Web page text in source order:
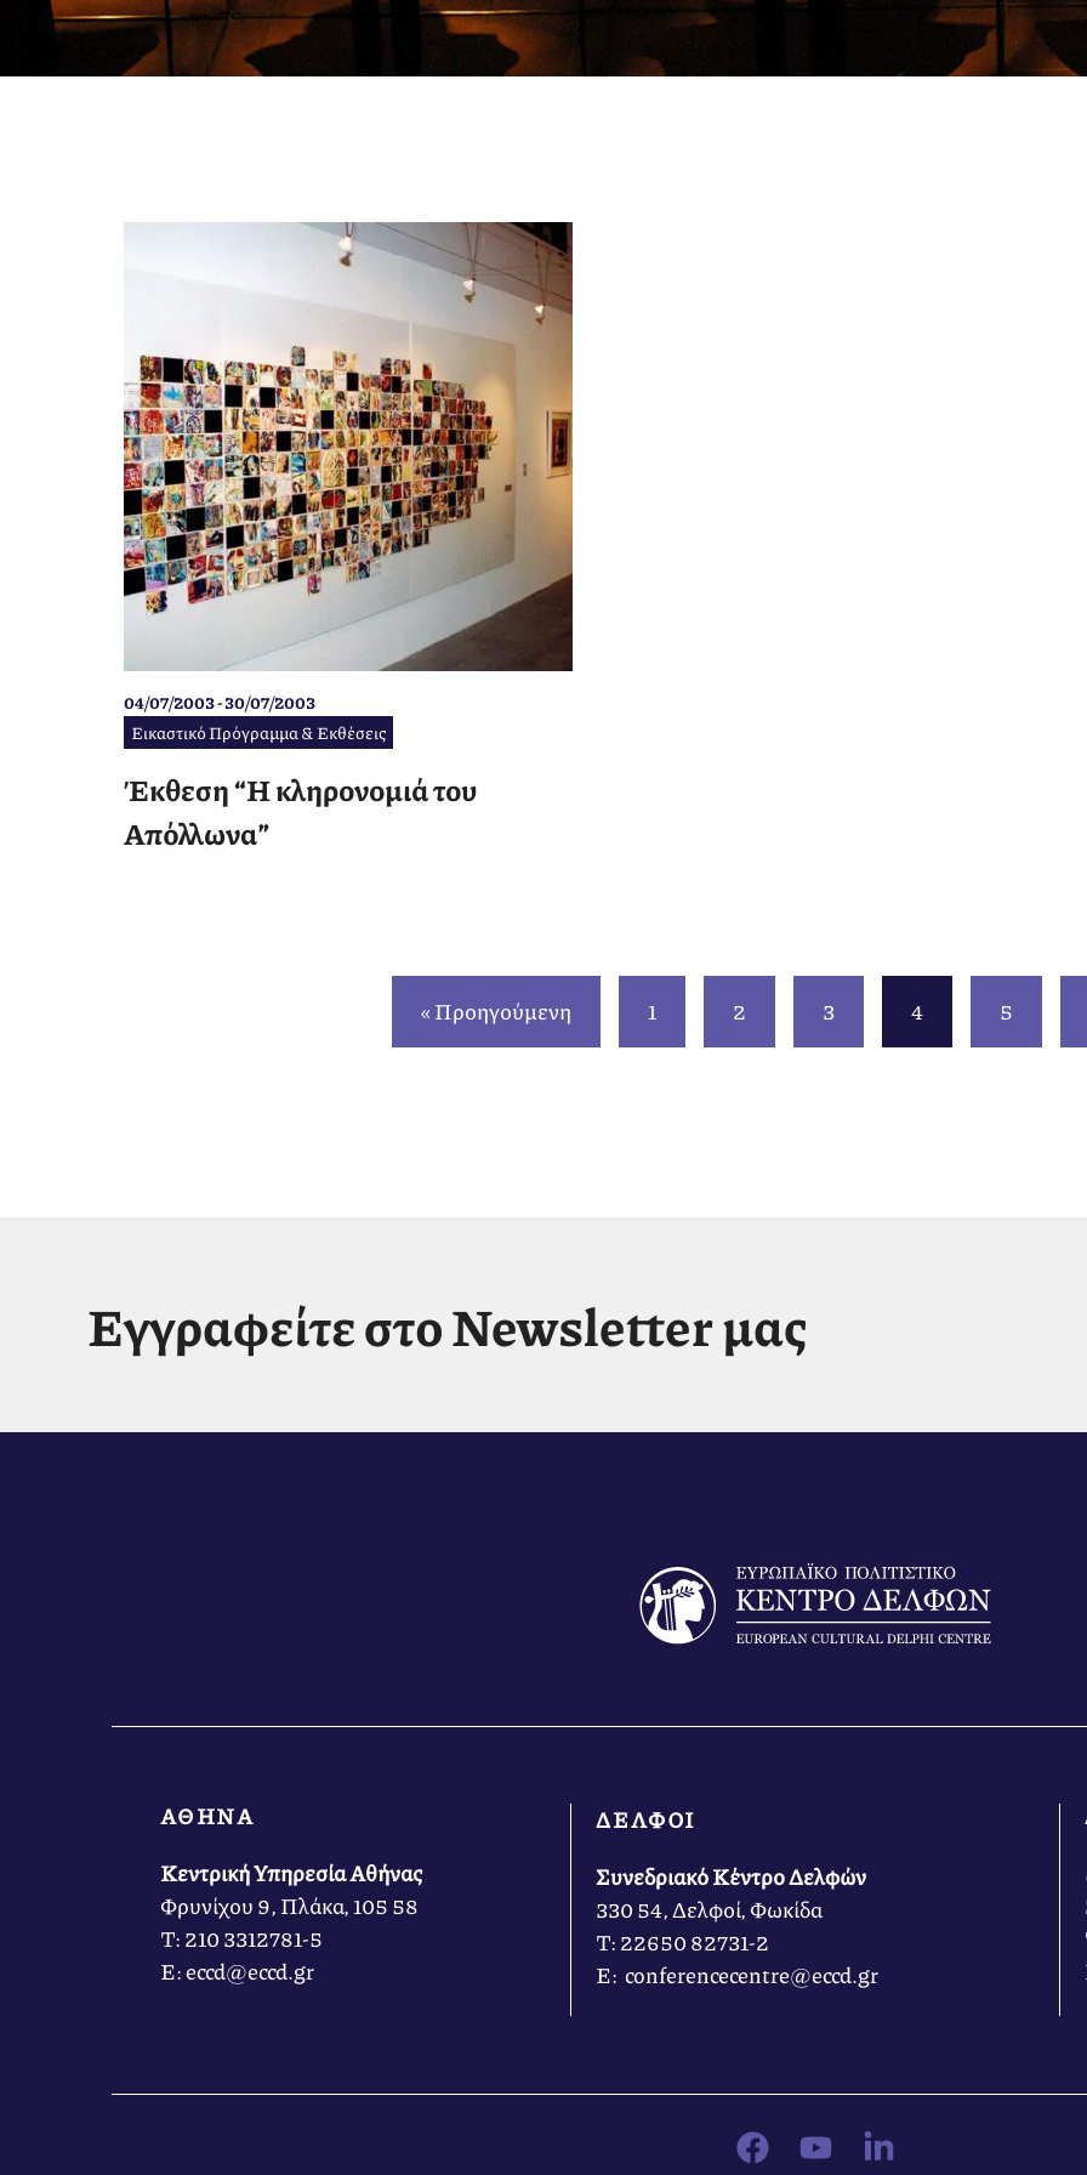
04/07/2003 - 30/07/2003
Εικαστικό Πρόγραμμα & Εκθέσεις
Έκθεση “Η κληρονομιά του
Απόλλωνα”
« Προηγούμενη 1 2 3 4 5
Εγγραφείτε στο Newsletter μας
ΑΘΗΝΑ
Κεντρική Υπηρεσία Αθήνας
Φρυνίχου 9, Πλάκα, 105 58
Τ: 210 3312781-5
Ε: eccd@eccd.gr
ΔΕΛΦΟΙ
Συνεδριακό Κέντρο Δελφών
330 54, Δελφοί, Φωκίδα
Τ: 22650 82731-2
Ε: conferencecentre@eccd.gr